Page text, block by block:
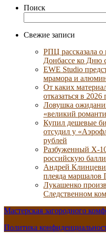
Поиск
Свежие записи
РПЦ рассказала о
Донбассе ко Дню
EWE Studio
мрамора и
От каких
отказаться в 2026
Ловушка
«великий
Купил дешевые
отсудил у
рублей
Разбуженный Х-
российскую
Андрей
плеяда маршалов
Лукашенко
Следственном
Мастерская загородного
Политика